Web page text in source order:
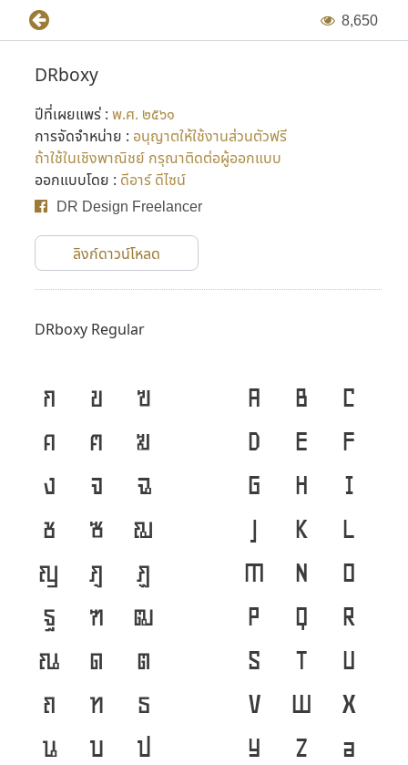
8,650
DRboxy
ปีที่เผยแพร่ : พ.ศ. ๒๕๖๑
การจัดจำหน่าย : อนุญาตให้ใช้งานส่วนตัวฟรี
ถ้าใช้ในเชิงพาณิชย์ กรุณาติดต่อผู้ออกแบบ
ออกแบบโดย : ดีอาร์ ดีไซน์
DR Design Freelancer
ลิงก์ดาวน์โหลด
DRboxy Regular
ก ข
ฃ
ค
ฅ
ฆ
ง
จ
ฉ
ช
ซ
ฌ
ญ
ฎ
ฏ
ฐ
ฑ
ฒ
ณ
ด
ต
ถ
ท
ธ
น
บ
ป
A B
C
D
E
F
G
H
I
J
K
L
M
N
O
P
Q
R
S
T
U
V
W
X
Y
Z
a